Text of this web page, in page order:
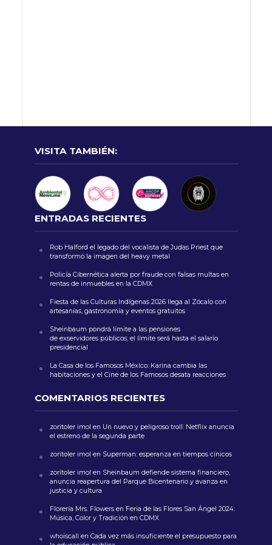
VISITA TAMBIÉN:
ENTRADAS RECIENTES
Rob Halford el legado del vocalista de Judas Priest que
transformó la imagen del heavy metal
Policía Cibernética alerta por fraude con falsas multas en
rentas de inmuebles en la CDMX
Fiesta de las Culturas Indígenas 2026 llega al Zócalo con
artesanías, gastronomía y eventos gratuitos
Sheinbaum pondrá límite a las pensiones
de exservidores públicos; el límite será hasta el salario
presidencial
La Casa de los Famosos México: Karina cambia las
habitaciones y el Cine de los Famosos desata reacciones
COMENTARIOS RECIENTES
zoritoler imol en Un nuevo y peligroso troll: Netflix anuncia
el estreno de la segunda parte
zoritoler imol en Superman: esperanza en tiempos cínicos
zoritoler imol en Sheinbaum defiende sistema financiero,
anuncia reapertura del Parque Bicentenario y avanza en
justicia y cultura
Florería Mrs. Flowersen Feria de las Flores San Ángel 2024:
Música, Color y Tradición en CDMX
whoiscall en Cada vez más insuficiente el presupuesto para